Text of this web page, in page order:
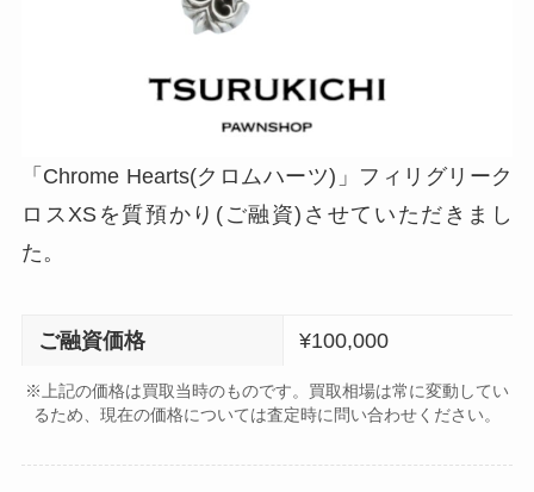
「Chrome Hearts(クロムハーツ)」フィリグリーク
ロスXSを質預かり(ご融資)させていただきまし
た。
ご融資価格 ¥100,000
※上記の価格は買取当時のものです。買取相場は常に変動してい
るため、現在の価格については査定時に問い合わせください。